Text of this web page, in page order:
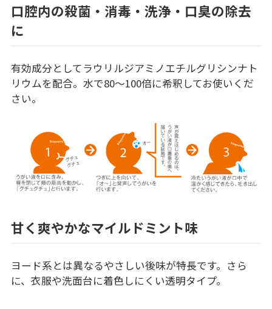
口腔内の殺菌・消毒・洗浄・口臭の除去
に
有効成分としてラウリルジアミノエチルグリシンナト
リウムを配合。水で80～100倍に希釈してお使いくだ
さい。
甘く爽やかなマイルドミント味
ヨード系とは異なるやさしい後味が特長です。さら
に、衣服や洗面台に着色しにくい透明タイプ。